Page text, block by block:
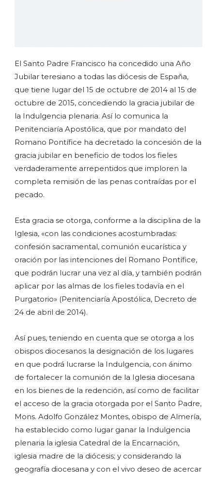
El Santo Padre Francisco ha concedido una Año
Jubilar teresiano a todas las diócesis de España,
que tiene lugar del 15 de octubre de 2014 al 15 de
octubre de 2015, concediendo la gracia jubilar de
la Indulgencia plenaria. Así lo comunica la
Penitenciaría Apostólica, que por mandato del
Romano Pontífice ha decretado la concesión de la
gracia jubilar en beneficio de todos los fieles
verdaderamente arrepentidos que imploren la
completa remisión de las penas contraídas por el
pecado.
Esta gracia se otorga, conforme a la disciplina de la
Iglesia, «con las condiciones acostumbradas:
confesión sacramental, comunión eucarística y
oración por las intenciones del Romano Pontífice,
que podrán lucrar una vez al día, y también podrán
aplicar por las almas de los fieles todavía en el
Purgatorio» (Penitenciaría Apostólica, Decreto de
24 de abril de 2014).
Así pues, teniendo en cuenta que se otorga a los
obispos diocesanos la designación de los lugares
en que podrá lucrarse la Indulgencia, con ánimo
de fortalecer la comunión de la Iglesia diocesana
en los bienes de la redención, así como de facilitar
el acceso de la gracia otorgada por el Santo Padre,
Mons. Adolfo González Montes, obispo de Almería,
ha establecido como lugar ganar la Indulgencia
plenaria la iglesia Catedral de la Encarnación,
iglesia madre de la diócesis; y considerando la
geografía diocesana y con el vivo deseo de acercar